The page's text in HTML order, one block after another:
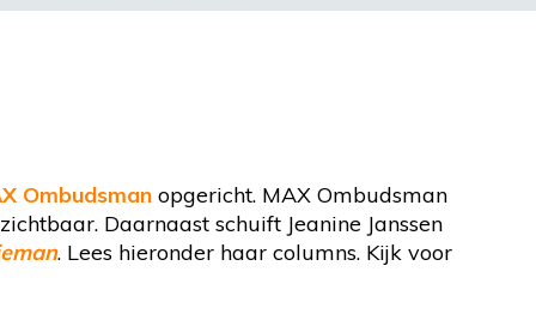
Ombudsman opgericht. MAX Ombudsman
Daarnaast schuift Jeanine Janssen
. Lees hieronder haar columns. Kijk voor